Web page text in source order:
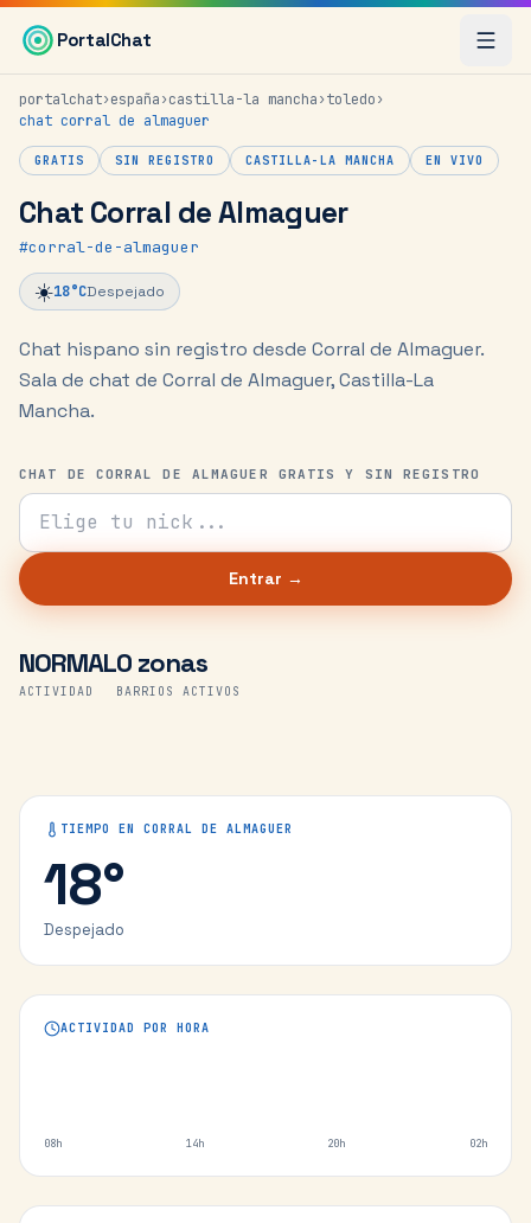
Saltar al contenido principal
PortalChat
portalchat›españa›castilla-la mancha›toledo›
chat corral de almaguer
GRATIS SIN REGISTRO CASTILLA-LA MANCHA EN VIVO
Chat Corral de Almaguer
#corral-de-almaguer
☀️18°CDespejado
Chat hispano sin registro desde Corral de Almaguer.
Sala de chat de Corral de Almaguer, Castilla-La
Mancha.
CHAT DE CORRAL DE ALMAGUER GRATIS Y SIN REGISTRO
Tu nick para el chat
Entrar →
NORMAL
ACTIVIDAD
0 zonas
BARRIOS ACTIVOS
TIEMPO EN CORRAL DE ALMAGUER
18°
Despejado
ACTIVIDAD POR HORA
08h 14h 20h 02h